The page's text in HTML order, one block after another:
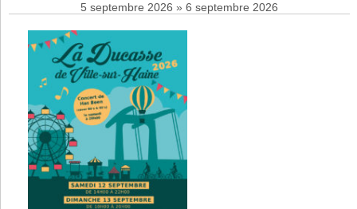
5 septembre 2026 » 6 septembre 2026